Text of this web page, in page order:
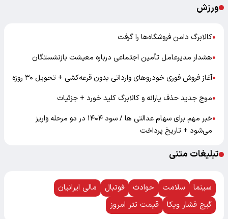
ورزش
●کالابرگ دامن فروشگاه‌ها را گرفت
●هشدار مدیرعامل تأمین اجتماعی درباره معیشت بازنشستگان
●آغاز فروش فوری خودروهای وارداتی بدون قرعه‌کشی + تحویل ۳۰ روزه
●موج جدید حذف یارانه و کالابرگ کلید خورد + جزئیات
●
خبر مهم برای سهام عدالتی ها / سود ۱۴۰۴ در دو مرحله واریز
می‌شود + تاریخ پرداخت
تبلیغات متنی
سینما سلامت حوادث فوتبال
مالی ایرانیان
گیج فشار ویکا
قیمت تتر امروز